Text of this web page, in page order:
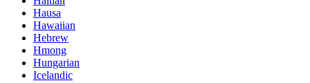
Hausa
Hawaiian
Hebrew
Hmong
Hungarian
Icelandic